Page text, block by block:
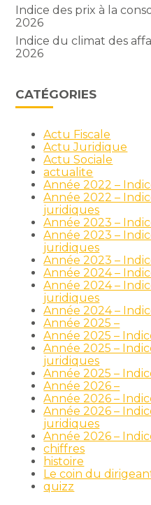
Indice des prix à la
2026
Indice du climat des
2026
CATÉGORIES
Actu Fiscale
Actu Juridique
Actu Sociale
actualite
Année 2022 –
Année 2022 –
juridiques
Année 2023 –
Année 2023 –
juridiques
Année 2023 –
Année 2024 –
Année 2024 –
juridiques
Année 2024 –
Année 2025 –
Année 2025 –
Année 2025 –
juridiques
Année 2025 –
Année 2026 –
Année 2026 –
Année 2026 –
juridiques
Année 2026 –
chiffres
histoire
Le coin du
quizz